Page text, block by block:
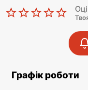
Графік роботи